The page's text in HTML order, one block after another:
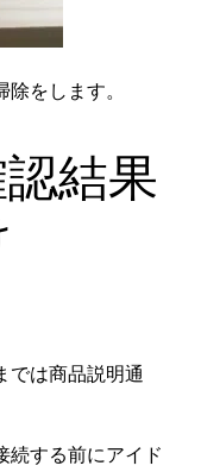
をします。
結果
では商品説明通
続する前にアイド